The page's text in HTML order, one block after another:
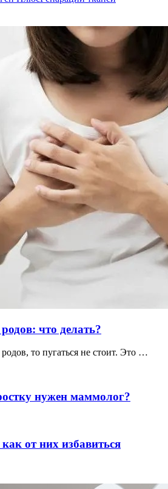
что делать?
то пугаться не стоит. Это …
нужен маммолог?
от них избавиться